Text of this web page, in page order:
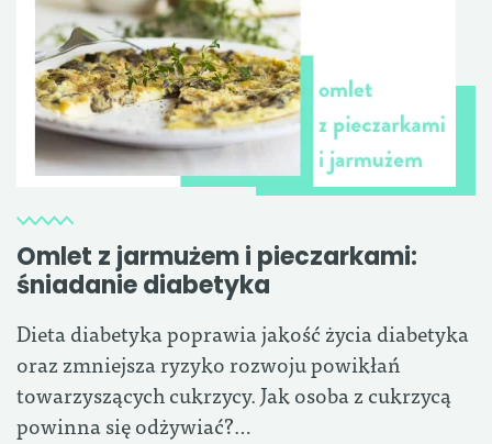
Omlet z jarmużem i pieczarkami:
śniadanie diabetyka
Dieta diabetyka poprawia jakość życia diabetyka
oraz zmniejsza ryzyko rozwoju powikłań
towarzyszących cukrzycy. Jak osoba z cukrzycą
powinna się odżywiać?…